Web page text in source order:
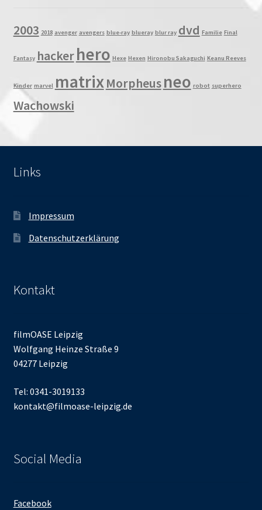
2003 2018 avenger avengers blue-ray blueray blur ray dvd Familie Final
Fantasy hackerhero Hexe Hexen Hironobu Sakaguchi Keanu Reeves
Kinder marvel matrixMorpheusneo robot superhero
Wachowski
Links
Impressum
Datenschutzerklärung
Kontakt
filmOASE Leipzig
Wolfgang Heinze Straße 9
04277 Leipzig
Tel: 0341-3019133
kontakt@filmoase-leipzig.de
Social Media
Facebook